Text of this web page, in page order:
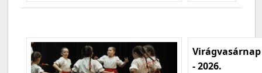
Virágvasárnap
- 2026.